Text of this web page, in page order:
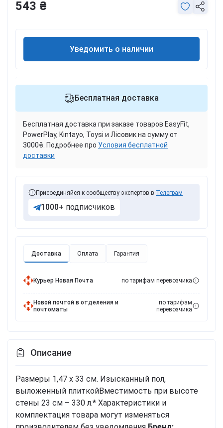
Доставка Оплата Гарантия
Курьер Новая Почта по тарифам перевозчика
Новой почтой в отделения и
почтоматы
по тарифам
перевозчика
543 ₴
Уведомить о наличии
Бесплатная доставка
Бесплатная доставка при заказе товаров EasyFit,
PowerPlay, Kintayo, Toysi и Лісовик на сумму от
3000₴. Подробнее про Условия бесплатной
доставки
Присоединяйся к сообществу экспертов в Телеграм
1000+ подписчиков
Описание
Размеры 1,47 x 33 см. Изысканный пол,
выложенный плиткойВместимость при высоте
стены 23 см – 330 л.* Характеристики и
комплектация товара могут изменяться